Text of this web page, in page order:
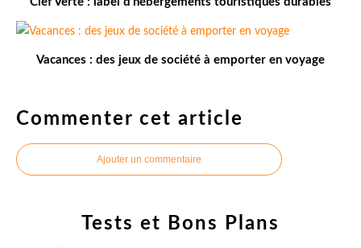
Vacances : des jeux de société à emporter en voyage
Commenter cet article
Ajouter un commentaire
Tests et Bons Plans